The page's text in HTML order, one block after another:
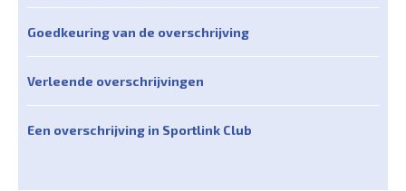
Goedkeuring van de overschrijving
Verleende overschrijvingen
Een overschrijving in Sportlink Club